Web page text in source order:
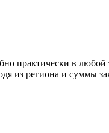
практически в
из региона и суммы